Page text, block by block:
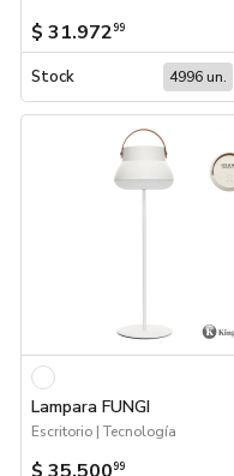
$ 31.97299
Stock 4996 un.
Lampara FUNGI
Escritorio | Tecnología
99